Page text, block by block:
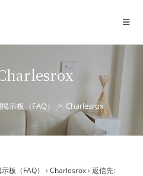
示板（FAQ） > Charlesrox
板（FAQ） › Charlesrox › 返信先: